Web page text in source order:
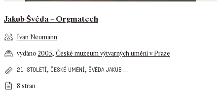
Jakub Švéda – Orgmatech
Ivan Neumann
vydáno 2005, České muzeum výtvarných umění v Praze
21. století, české umění, švéda jakub …
8 stran